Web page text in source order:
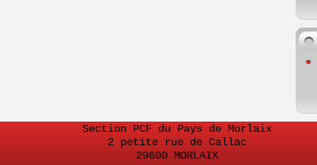
Section PCF du Pays de Morlaix
2 petite rue de Callac
29600 MORLAIX